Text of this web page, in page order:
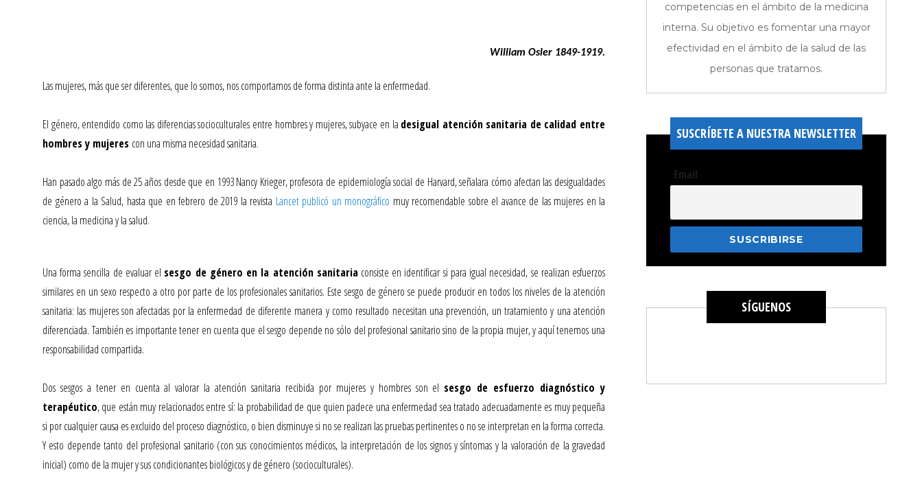
William Osler 1849-1919.
Las mujeres, más que ser diferentes, que lo somos, nos comportamos de forma distinta ante la enfermedad.
El género, entendido como las diferencias socioculturales entre hombres y mujeres, subyace en la desigual atención sanitaria de calidad entre
hombres y mujeres con una misma necesidad sanitaria.
Han pasado algo más de 25 años desde que en 1993 Nancy Krieger, profesora de epidemiología social de Harvard, señalara cómo afectan las desigualdades
de género a la Salud, hasta que en febrero de 2019 la revista Lancet publicó un monográfico muy recomendable sobre el avance de las mujeres en la
ciencia, la medicina y la salud.
Una forma sencilla de evaluar el sesgo de género en la atención sanitariaconsiste en identificar si para igual necesidad, se realizan esfuerzos
similares en un sexo respecto a otro por parte de los profesionales sanitarios. Este sesgo de género se puede producir en todos los niveles de la atención
sanitaria: las mujeres son afectadas por la enfermedad de diferente manera y como resultado necesitan una prevención, un tratamiento y una atención
diferenciada. También es importante tener en cuenta que el sesgo depende no sólo del profesional sanitario sino de la propia mujer, y aquí tenemos una
responsabilidad compartida.
Dos sesgos a tener en cuenta al valorar la atención sanitaria recibida por mujeres y hombres son el sesgo de esfuerzo diagnóstico y
terapéutico, que están muy relacionados entre sí: la probabilidad de que quien padece una enfermedad sea tratado adecuadamente es muy pequeña
si por cualquier causa es excluido del proceso diagnóstico, o bien disminuye si no se realizan las pruebas pertinentes o no se interpretan en la forma correcta.
Y esto depende tanto del profesional sanitario (con sus conocimientos médicos, la interpretación de los signos y síntomas y la valoración de la gravedad
inicial) como de la mujer y sus condicionantes biológicos y de género (socioculturales).
competencias en el ámbito de la medicina
interna. Su objetivo es fomentar una mayor
efectividad en el ámbito de la salud de las
personas que tratamos.
SUSCRÍBETE A NUESTRA NEWSLETTER
Email
SÍGUENOS